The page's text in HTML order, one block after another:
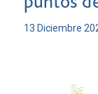
13 Diciembre